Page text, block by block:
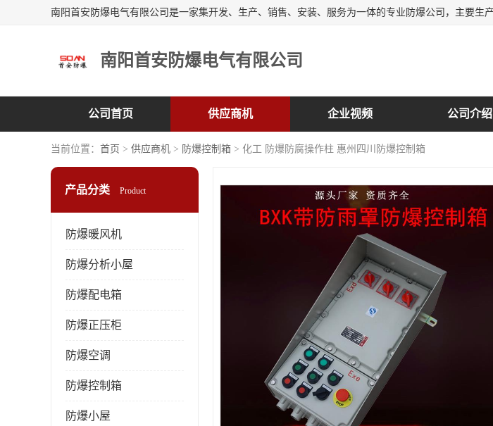
南阳首安防爆电气有限公司
公司首页 供应商机 企业视频 公司介绍
当前位置： 首页 > 供应商机 > 防爆控制箱 > 化工 防爆防腐操作柱 惠州四川防爆控制箱
产品分类 Product
防爆暖风机
防爆分析小屋
防爆配电箱
防爆正压柜
防爆空调
防爆控制箱
防爆小屋